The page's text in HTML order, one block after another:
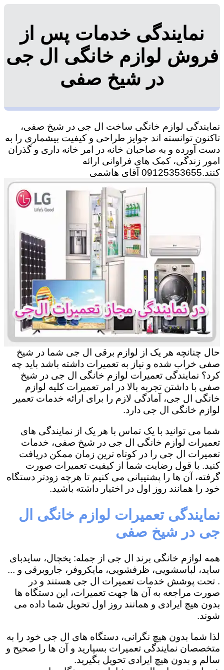
نمایندگی خدمات پس از
فروش لوازم خانگی ال جی
در شیخ صفی
نمایندگی لوازم خانگی ساخت ال جی در شیخ صفی،
تاکنون توانسته اند جوایز طراحی و کیفیت بیشماری را به
دست آورده و به صاحبان خانه در امر خانه داری و گذران
امور زندگی، کمک های فراوانی ارائه
کنند.09125353655 آقای هاشمی
حال چنانچه هر یک از لوازم برقی ال جی شما در شیخ
صفی خراب شده و نیاز به تعمیرات داشته باشد باید چه
کرد؟ نمایندگی تعمیرات لوازم خانگی ال جی در شیخ
صفی با داشتن تجربه بالا در امر تعمیرات کلیه لوازم
خانگی ال جی، آمادگی لازم را برای ارائه خدمات تعمیر
لوازم خانگی ال جی دارد.
شما می توانید با یک تماس با هر یک از نمایندگی های
تعمیرات لوازم خانگی ال جی در شیخ صفی، خدمات
تعمیرات ال جی را در کوتاه ترین زمان ممکن دریافت
کنید. با قول رضایت شما از کیفیت تعمیرات صورت
گرفته، آن ها را پشتیبانی می کنیم تا هرچه زودتر دستگاه
خود را همانند روز اول در اختیار داشته باشید.
نمایندگی تعمیرات لوازم خانگی ال
جی در شیخ صفی
همه لوازم خانگی برند ال جی از جمله: یخچال، سایدبای
ساید، لباسشویی، ظرفشویی، مایکروفر، جاروبرقی و ...
. تحت پوشش خدمات تعمیرات ال جی هستند و در
صورت مراجعه به آن ها جهت تعمیرات، این دستگاه ها
بدون هیچ ایرادی و همانند روز اول تحویل شما داده می
شوند.
لذا شما بدون هیچ نگرانی، دستگاه های ال جی خود را به
متخصصان نمایندگی تعمیرات بسپارید و آن ها را صحیح و
سالم و بدون هیچ ایرادی تحویل بگیرید.